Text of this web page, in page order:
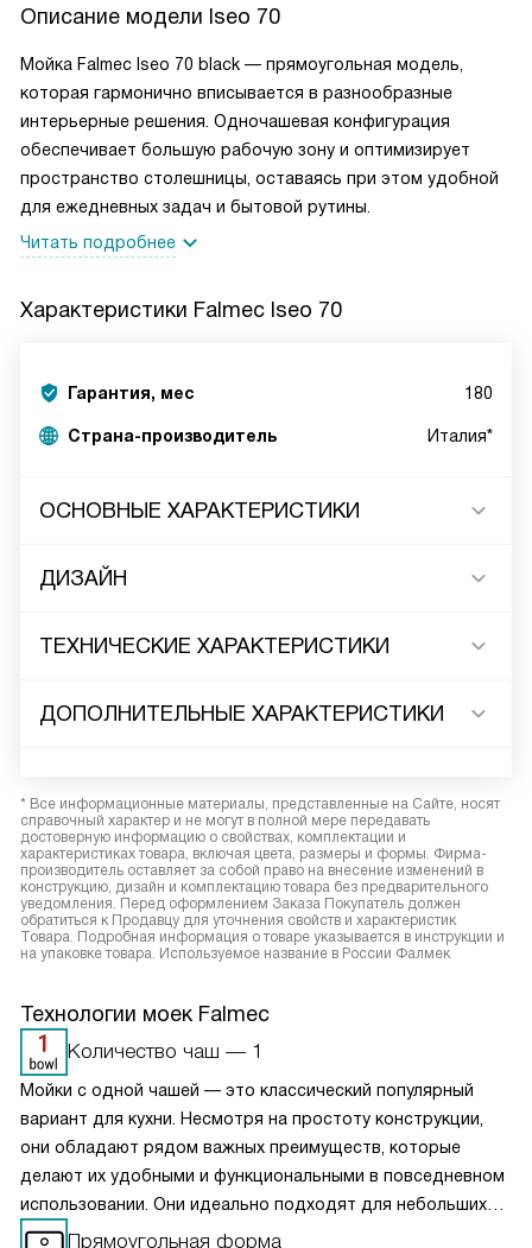
Описание модели Iseo 70
Мойка Falmec Iseo 70 black — прямоугольная модель,
которая гармонично вписывается в разнообразные
интерьерные решения. Однoчaшeвaя конфигурация
обеспечивает большую рабочую зону и оптимизирует
пространство столешницы, оставаясь при этом удобной
для ежедневных задач и бытовой рутины.
Читать подробнее
Характеристики Falmec Iseo 70
Гарантия, мес 180
Страна-производитель Италия*
ОСНОВНЫЕ ХАРАКТЕРИСТИКИ
ДИЗАЙН
ТЕХНИЧЕСКИЕ ХАРАКТЕРИСТИКИ
ДОПОЛНИТЕЛЬНЫЕ ХАРАКТЕРИСТИКИ
* Все информационные материалы, представленные на Сайте, носят
справочный характер и не могут в полной мере передавать
достоверную информацию о свойствах, комплектации и
характеристиках товара, включая цвета, размеры и формы. Фирма-
производитель оставляет за собой право на внесение изменений в
конструкцию, дизайн и комплектацию товара без предварительного
уведомления. Перед оформлением Заказа Покупатель должен
обратиться к Продавцу для уточнения свойств и характеристик
Товара. Подробная информация о товаре указывается в инструкции и
на упаковке товара. Используемое название в России Фалмек
Технологии моек Falmec
Количество чаш — 1
Мойки с одной чашей — это классический популярный
вариант для кухни. Несмотря на простоту конструкции,
они обладают рядом важных преимуществ, которые
делают их удобными и функциональными в повседневном
использовании. Они идеально подходят для небольших
кухонь и отлично справляются со своими функциями даже
Прямоугольная форма